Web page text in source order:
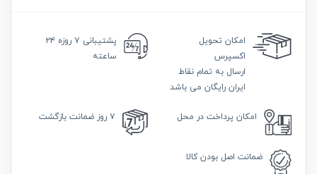
امکان تحویل
اکسپرس
ارسال به تمام نقاط
ایران رایگان می باشد
پشتیبانی
۷ روزه ۲۴
ساعته
امکان پرداخت در محل ۷ روز ضمانت بازگشت
ضمانت اصل بودن کالا